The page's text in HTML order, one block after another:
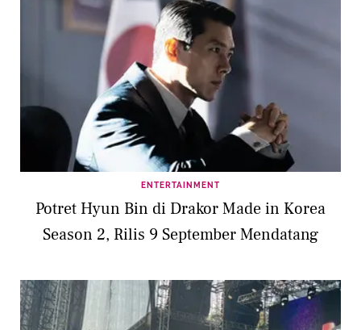
ENTERTAINMENT
Potret Hyun Bin di Drakor Made in Korea
Season 2, Rilis 9 September Mendatang